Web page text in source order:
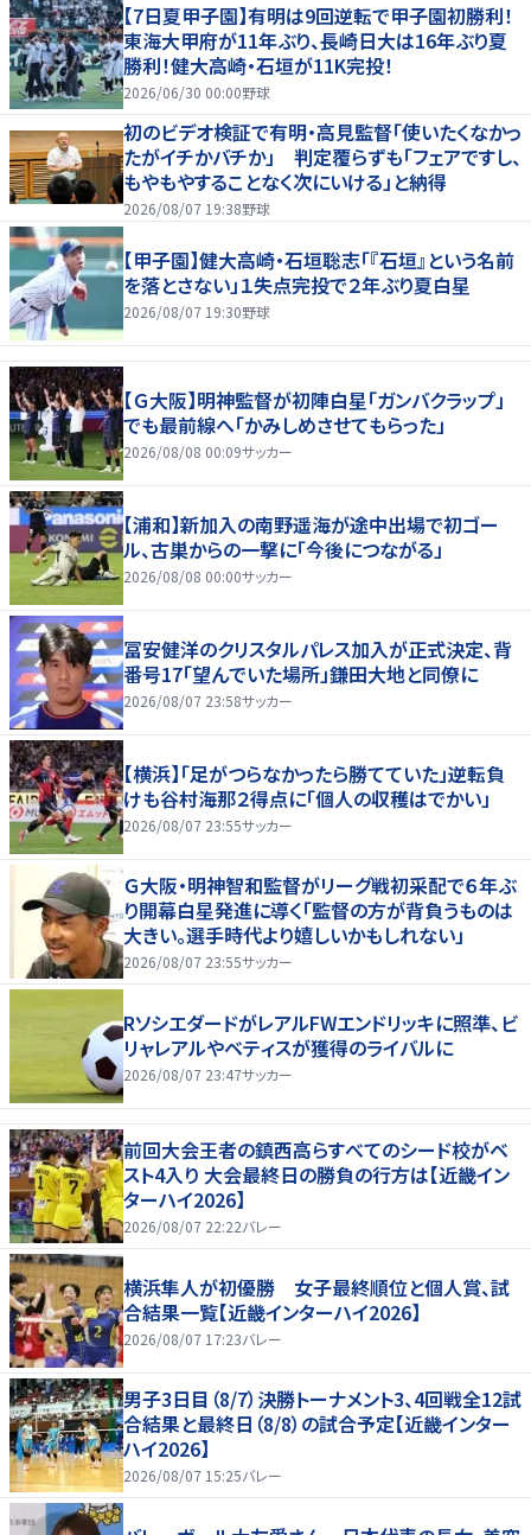
【7日夏甲子園】有明は9回逆転で甲子園初勝利！
東海大甲府が11年ぶり、長崎日大は16年ぶり夏
勝利！健大高崎・石垣が11K完投！
2026/06/30 00:00野球
初のビデオ検証で有明・高見監督「使いたくなかっ
たがイチかバチか」 判定覆らずも「フェアですし、
もやもやすることなく次にいける」と納得
2026/08/07 19:38野球
【甲子園】健大高崎・石垣聡志「『石垣』という名前
を落とさない」１失点完投で２年ぶり夏白星
2026/08/07 19:30野球
【Ｇ大阪】明神監督が初陣白星「ガンバクラップ」
でも最前線へ「かみしめさせてもらった」
2026/08/08 00:09サッカー
【浦和】新加入の南野遥海が途中出場で初ゴー
ル、古巣からの一撃に「今後につながる」
2026/08/08 00:00サッカー
冨安健洋のクリスタルパレス加入が正式決定、背
番号17「望んでいた場所」鎌田大地と同僚に
2026/08/07 23:58サッカー
【横浜】「足がつらなかったら勝てていた」逆転負
けも谷村海那２得点に「個人の収穫はでかい」
2026/08/07 23:55サッカー
Ｇ大阪・明神智和監督がリーグ戦初采配で６年ぶ
り開幕白星発進に導く「監督の方が背負うものは
大きい。選手時代より嬉しいかもしれない」
2026/08/07 23:55サッカー
RソシエダードがレアルFWエンドリッキに照準、ビ
リャレアルやベティスが獲得のライバルに
2026/08/07 23:47サッカー
前回大会王者の鎮西高らすべてのシード校がベ
スト4入り 大会最終日の勝負の行方は【近畿イン
ターハイ2026】
2026/08/07 22:22バレー
横浜隼人が初優勝 女子最終順位と個人賞、試
合結果一覧【近畿インターハイ2026】
2026/08/07 17:23バレー
男子3日目（8/7）決勝トーナメント3、4回戦全12試
合結果と最終日（8/8）の試合予定【近畿インター
ハイ2026】
2026/08/07 15:25バレー